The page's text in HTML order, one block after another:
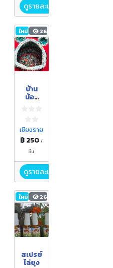
ดูรายละเอียด
ใหม่ 26
บ้าน
น้อง
เชียงราย
฿ 250/
ชิ้น
ดูรายละเอียด
ใหม่ 26
สเปรย์
ไล่ยุง